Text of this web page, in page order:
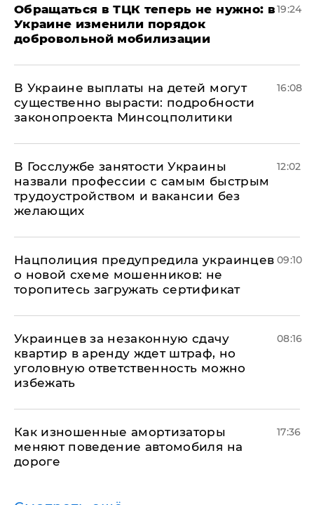
Обращаться в ТЦК теперь не нужно: в
Украине изменили порядок
добровольной мобилизации
19:24
В Украине выплаты на детей могут
существенно вырасти: подробности
законопроекта Минсоцполитики
16:08
В Госслужбе занятости Украины
назвали профессии с самым быстрым
трудоустройством и вакансии без
желающих
12:02
Нацполиция предупредила украинцев
о новой схеме мошенников: не
торопитесь загружать сертификат
09:10
Украинцев за незаконную сдачу
квартир в аренду ждет штраф, но
уголовную ответственность можно
избежать
08:16
Как изношенные амортизаторы
меняют поведение автомобиля на
дороге
17:36